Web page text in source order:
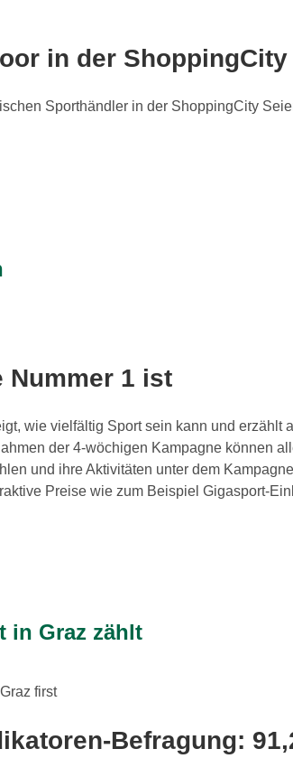
in der
Sporthändler in der ShoppingCity
Nummer 1 ist
wie vielfältig Sport sein kann und
der 4-wöchigen Kampagne können
und ihre Aktivitäten unter dem
Preise wie zum Beispiel Gigasport-
in Graz zählt
Befragung: